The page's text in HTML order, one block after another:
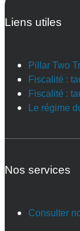
Liens utiles
Pillar Two
Fiscalité :
Fiscalité :
Le régime
Nos services
Consulter